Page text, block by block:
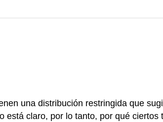
una distribución restringida que
claro, por lo tanto, por qué